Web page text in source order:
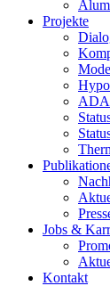
Projekte
Jobs &
Kontakt